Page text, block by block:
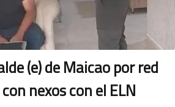
(e) de Maicao por red
nexos con el ELN